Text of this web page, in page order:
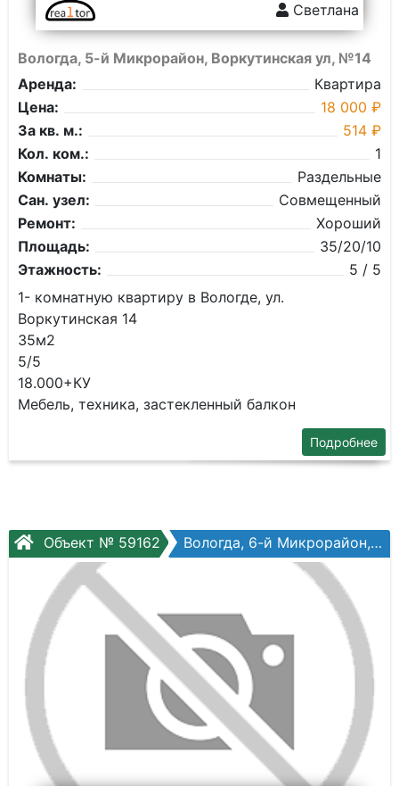
Светлана
Вологда, 5-й Микрорайон, Воркутинская ул, №14
Аренда:
Квартира
Цена:
18 000 ₽
За кв. м.:
514 ₽
Кол. ком.:
1
Комнаты:
Раздельные
Сан. узел:
Совмещенный
Ремонт:
Хороший
Площадь:
35/20/10
Этажность:
5 / 5
1- комнатную квартиру в Вологде, ул.
Воркутинская 14
35м2
5/5
18.000+КУ
Мебель, техника, застекленный балкон
Подробнее
Объект № 59162 Вологда, 6-й Микрорайон, Текстильщиков ул, №